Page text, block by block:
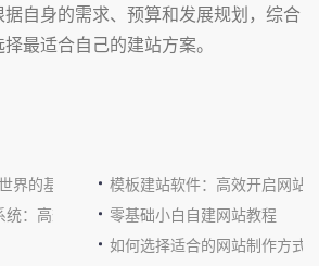
自身的需求、预算和发展规划，综合
最适合自己的建站方案。
界的基石
模板建站软件：高效开启网站
：高效与便捷的完美结合零基础小白自建网站教程
如何选择适合的网站制作方式